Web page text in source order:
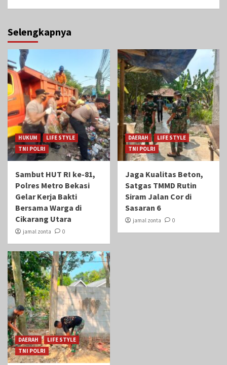
Selengkapnya
HUKUM
LIFE STYLE
TNI POLRI
Sambut HUT RI ke-81,
Polres Metro Bekasi
Gelar Kerja Bakti
Bersama Warga di
Cikarang Utara
jamal zonta 0
DAERAH
LIFE STYLE
TNI POLRI
Jaga Kualitas Beton,
Satgas TMMD Rutin
Siram Jalan Cor di
Sasaran 6
jamal zonta 0
DAERAH
LIFE STYLE
TNI POLRI